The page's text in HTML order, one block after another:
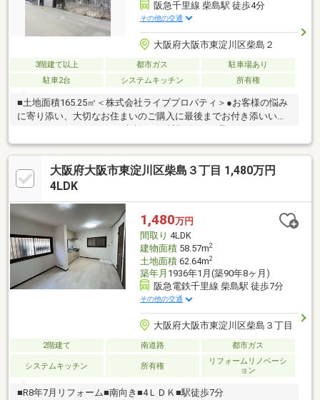
阪急千里線 柴島駅 徒歩4分
その他の交通
大阪府大阪市東淀川区柴島２
3階建て以上 都市ガス
駐車場あり
駐車2台
システムキッチン 所有権
■土地面積165.25㎡＜株式会社ライブプロパティ＞●お客様の悩み
に寄り添い、大切なお住まいのご購入に最後までお付き添いいた
す！●購入・売却・ローンのご相談・・・しっかりとお聞き取り
致します！なんでもお気軽にご相談ください！☆☆お家購入検討
時の注意点や購入時からのライフプラン見直し、家族形態の変化
にともなう必要なお家の改装、メンテナンス、資産運用、贈与や
させて頂いております。☆☆ご連絡お待ちしております！株式会
社ライブプロパティ06-6766-4641
大阪府大阪市東淀川区柴島３丁目 1,480万円
4LDK
1,480万円
間取り 4LDK
建物面積58.57m2
土地面積62.64m2
築年月 1936年1月(築90年8ヶ月)
阪急電鉄千里線 柴島駅 徒歩7分
その他の交通
大阪府大阪市東淀川区柴島３丁目
2階建て 南道路 都市ガス
システムキッチン 所有権
リフォームリノベーシ
ョン
■R8年7月リフォーム■南向き■4ＬＤＫ■駅徒歩7分